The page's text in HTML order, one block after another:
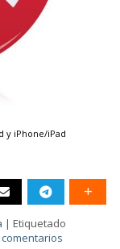
y iPhone/iPad
|Etiquetado
comentarios